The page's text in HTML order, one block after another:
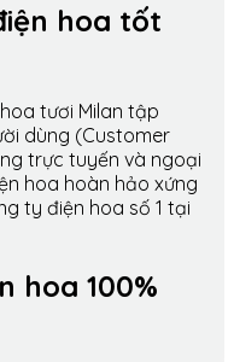
hoa tốt
tươi Milan tập
dùng (Customer
trực tuyến và ngoại
hoa hoàn hảo xứng
ty điện hoa số 1 tại
hoa 100%